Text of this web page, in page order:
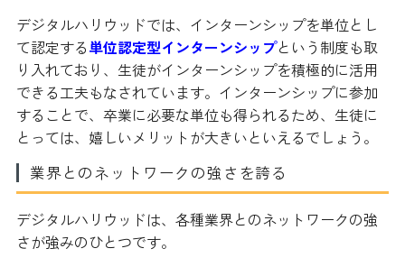
デジタルハリウッドでは、インターンシップを単位とし
て認定する単位認定型インターンシップという制度も取
り入れており、生徒がインターンシップを積極的に活用
できる工夫もなされています。インターンシップに参加
することで、卒業に必要な単位も得られるため、生徒に
とっては、嬉しいメリットが大きいといえるでしょう。
業界とのネットワークの強さを誇る
デジタルハリウッドは、各種業界とのネットワークの強
さが強みのひとつです。